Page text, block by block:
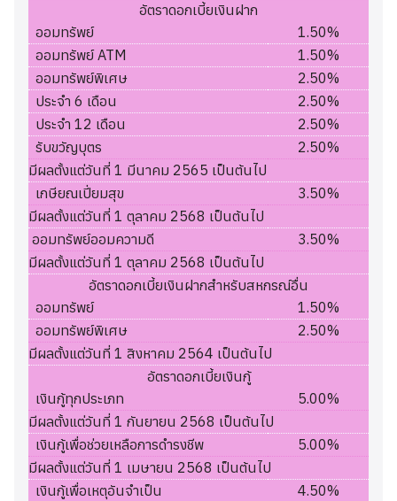
อัตราดอกเบี้ยเงินฝาก
ออมทรัพย์
1.50%
ออมทรัพย์ ATM
1.50%
ออมทรัพย์พิเศษ
2.50%
ประจำ 6 เดือน
2.50%
ประจำ 12 เดือน
2.50%
รับขวัญบุตร
2.50%
มีผลตั้งแต่วันที่ 1 มีนาคม 2565 เป็นต้นไป
เกษียณเปี่ยมสุข
3.50%
มีผลตั้งแต่วันที่ 1 ตุลาคม 2568 เป็นต้นไป
ออมทรัพย์ออมความดี
3.50%
มีผลตั้งแต่วันที่ 1 ตุลาคม 2568 เป็นต้นไป
อัตราดอกเบี้ยเงินฝากสำหรับสหกรณ์อื่น
ออมทรัพย์
1.50%
ออมทรัพย์พิเศษ
2.50%
มีผลตั้งแต่วันที่ 1 สิงหาคม 2564 เป็นต้นไป
อัตราดอกเบี้ยเงินกู้
เงินกู้ทุกประเภท
5.00%
มีผลตั้งแต่วันที่ 1 กันยายน 2568 เป็นต้นไป
เงินกู้เพื่อช่วยเหลือการดำรงชีพ
5.00%
มีผลตั้งแต่วันที่ 1 เมษายน 2568 เป็นต้นไป
เงินกู้เพื่อเหตุอันจำเป็น
4.50%